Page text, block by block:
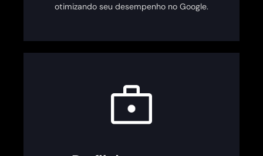
otimizando seu desempenho no Google.